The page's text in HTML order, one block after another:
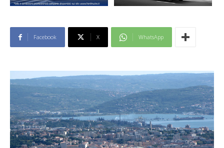
Facebook X WhatsApp